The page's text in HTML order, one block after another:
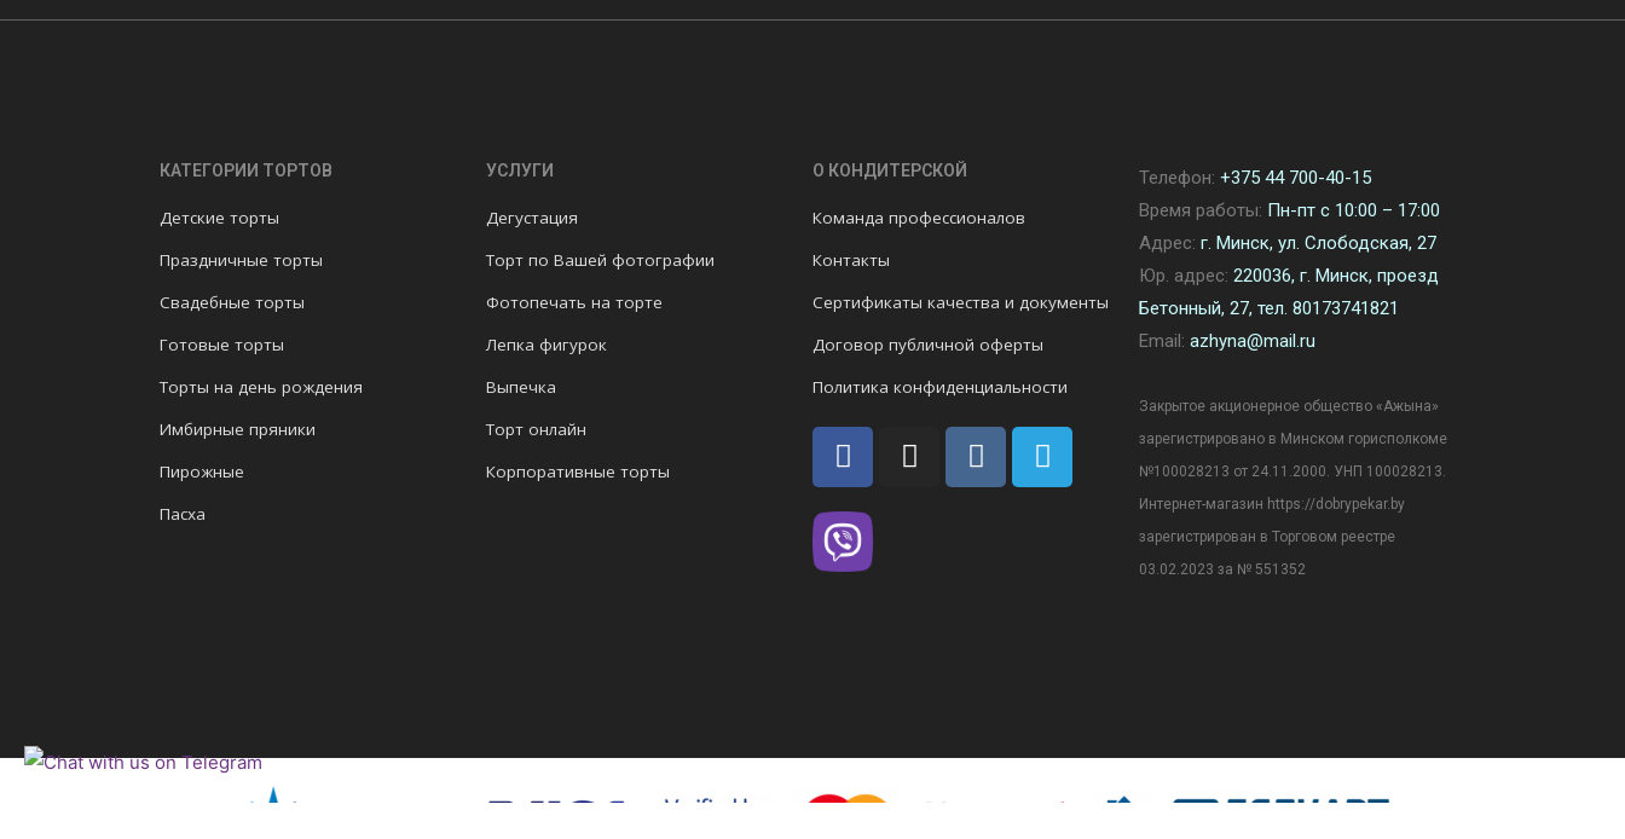
КАТЕГОРИИ ТОРТОВ
Детские торты
Праздничные торты
Свадебные торты
Готовые торты
Торты на день рождения
Имбирные пряники
Пирожные
Пасха
УСЛУГИ
Дегустация
Торт по Вашей фотографии
Фотопечать на торте
Лепка фигурок
Выпечка
Торт онлайн
Корпоративные торты
О КОНДИТЕРСКОЙ
Команда профессионалов
Контакты
Сертификаты качества и документы
Договор публичной оферты
Политика конфиденциальности
Телефон: +375 44 700-40-15
Время работы: Пн-пт с 10:00 – 17:00
Адрес: г. Минск, ул. Слободская, 27
Юр. адрес: 220036, г. Минск, проезд
Бетонный, 27, тел. 80173741821
Email: azhyna@mail.ru
Закрытое акционерное общество «Ажына»
зарегистрировано в Минском горисполкоме
№100028213 от 24.11.2000. УНП 100028213.
Интернет-магазин https://dobrypekar.by
зарегистрирован в Торговом реестре
03.02.2023 за № 551352